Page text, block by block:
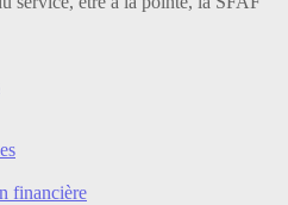
financière